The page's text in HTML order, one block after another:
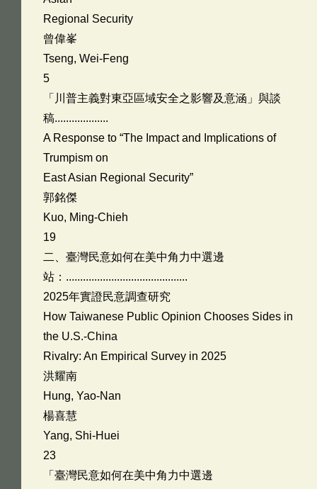
Regional Security
曾偉峯
Tseng, Wei-Feng
5
「川普主義對東亞區域安全之影響及意涵」與談
稿...................
A Response to “The Impact and Implications of
Trumpism on
East Asian Regional Security”
郭銘傑
Kuo, Ming-Chieh
19
二、臺灣民意如何在美中角力中選邊
站：...........................................
2025年實證民意調查研究
How Taiwanese Public Opinion Chooses Sides in
the U.S.-China
Rivalry: An Empirical Survey in 2025
洪耀南
Hung, Yao-Nan
楊喜慧
Yang, Shi-Huei
23
「臺灣民意如何在美中角力中選邊